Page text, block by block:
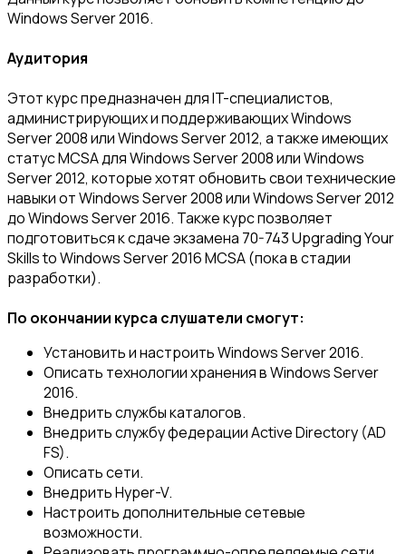
Windows Server 2016.
Аудитория
Этот курс предназначен для IT-специалистов,
администрирующих и поддерживающих Windows
Server 2008 или Windows Server 2012, а также имеющих
статус MCSA для Windows Server 2008 или Windows
Server 2012, которые хотят обновить свои технические
навыки от Windows Server 2008 или Windows Server 2012
до Windows Server 2016. Также курс позволяет
подготовиться к сдаче экзамена 70-743 Upgrading Your
Skills to Windows Server 2016 MCSA (пока в стадии
разработки).
По окончании курса слушатели смогут:
Установить и настроить Windows Server 2016.
Описать технологии хранения в Windows Server
2016.
Внедрить службы каталогов.
Внедрить службу федерации Active Directory (AD
FS).
Описать сети.
Внедрить Hyper-V.
Настроить дополнительные сетевые
возможности.